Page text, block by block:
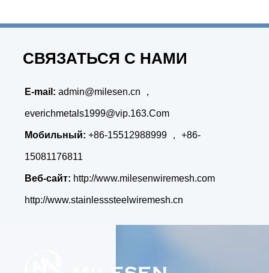
СВЯЗАТЬСЯ С НАМИ
E-mail: admin@milesen.cn ，
everichmetals1999@vip.163.Com
Мобильный: +86-15512988999 ， +86-
15081176811
Веб-сайт: http://www.milesenwiremesh.com
http://www.stainlesssteelwiremesh.cn